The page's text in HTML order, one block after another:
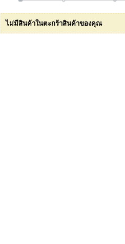
ไม่มีสินค้าในตะกร้าสินค้าของคุณ